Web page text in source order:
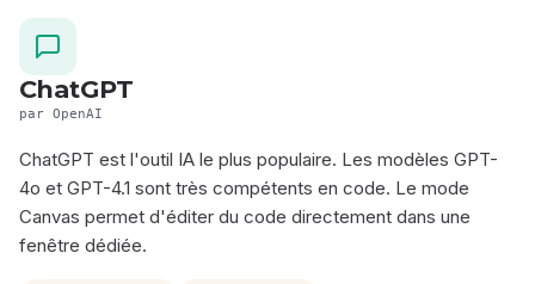
ChatGPT
par OpenAI
ChatGPT est l'outil IA le plus populaire. Les modèles GPT-
4o et GPT-4.1 sont très compétents en code. Le mode
Canvas permet d'éditer du code directement dans une
fenêtre dédiée.